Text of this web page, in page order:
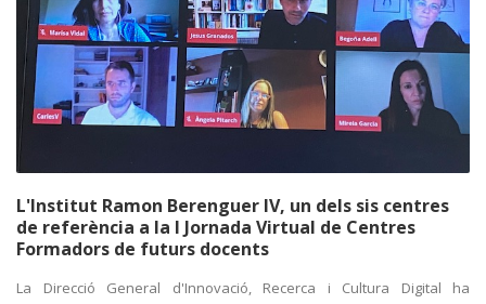
L'Institut Ramon Berenguer IV, un dels sis centres
de referència a la I Jornada Virtual de Centres
Formadors de futurs docents
La Direcció General d'Innovació, Recerca i Cultura Digital ha